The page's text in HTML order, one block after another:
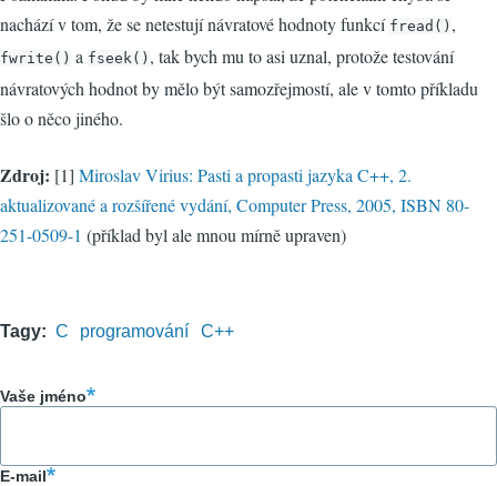
nachází v tom, že se netestují návratové hodnoty funkcí fread() ,
fwrite() a fseek() , tak bych mu to asi uznal, protože testování
návratových hodnot by mělo být samozřejmostí, ale v tomto příkladu
šlo o něco jiného.
Zdroj: [1] Miroslav Virius: Pasti a propasti jazyka C++, 2.
aktualizované a rozšířené vydání, Computer Press, 2005, ISBN 80-
251-0509-1 (příklad byl ale mnou mírně upraven)
Tagy C programování C++
Vaše jméno
E-mail